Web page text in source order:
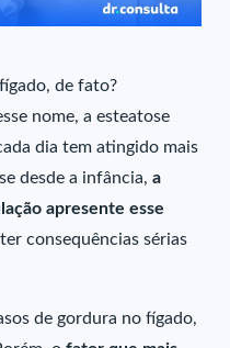
de fato?
nome, a esteatose
dia tem atingido mais
desde a infância,a
apresente esse
consequências sérias
de gordura no fígado,